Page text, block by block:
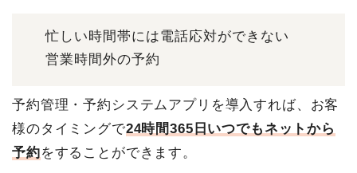
忙しい時間帯には電話応対ができない
営業時間外の予約
予約管理・予約システムアプリを導入すれば、お客
様のタイミングで24時間365日いつでもネットから
予約をすることができます。